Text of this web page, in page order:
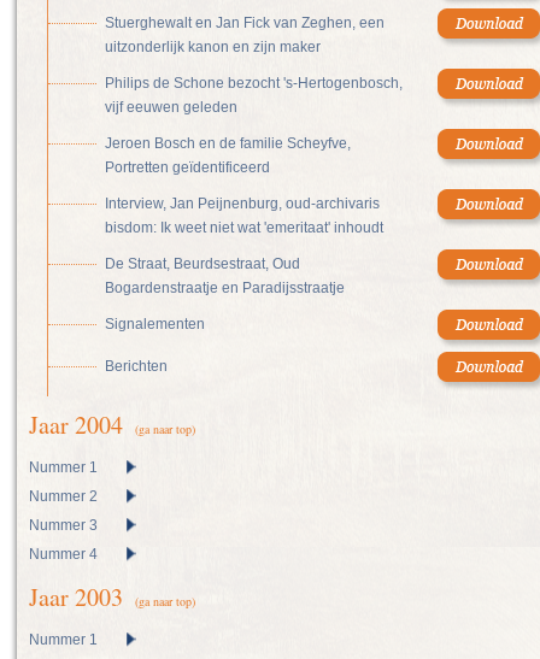
Stuerghewalt en Jan Fick van Zeghen, een
uitzonderlijk kanon en zijn maker
Philips de Schone bezocht 's-Hertogenbosch,
vijf eeuwen geleden
Jeroen Bosch en de familie Scheyfve,
Portretten geïdentificeerd
Interview, Jan Peijnenburg, oud-archivaris
bisdom: Ik weet niet wat 'emeritaat' inhoudt
De Straat, Beurdsestraat, Oud
Bogardenstraatje en Paradijsstraatje
Signalementen
Berichten
Jaar 2004 (ga naar top)
Nummer 1
Nummer 2
Nummer 3
Nummer 4
Jaar 2003 (ga naar top)
Nummer 1